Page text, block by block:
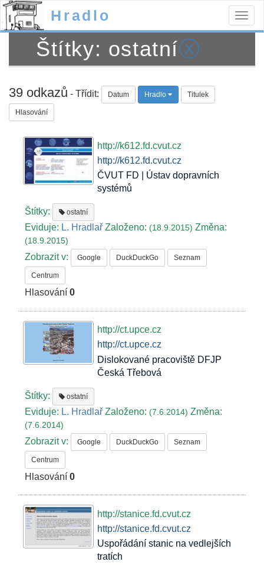
Hradlo
Štítky: ostatníⓧ
39 odkazů - Třídit: Datum Hradlo Titulek
Hlasování
http://k612.fd.cvut.cz
http://k612.fd.cvut.cz
ČVUT FD | Ústav dopravních
systémů
Štítky: ostatní
Eviduje: L. Hradlař Založeno:(18.9.2015)Změna:
(18.9.2015)
Zobrazit v: Google DuckDuckGo Seznam
Centrum
Hlasování0
http://ct.upce.cz
http://ct.upce.cz
Dislokované pracoviště DFJP
Česká Třebová
Štítky: ostatní
Eviduje: L. Hradlař Založeno:(7.6.2014)Změna:
(7.6.2014)
Zobrazit v: Google DuckDuckGo Seznam
Centrum
Hlasování0
http://stanice.fd.cvut.cz
http://stanice.fd.cvut.cz
Uspořádání stanic na vedlejších
tratích